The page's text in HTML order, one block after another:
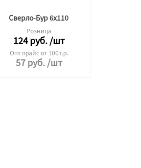
Сверло-Бур 6х110
Розница
124 руб. /шт
Опт прайс от 100т.р.
57 руб. /шт